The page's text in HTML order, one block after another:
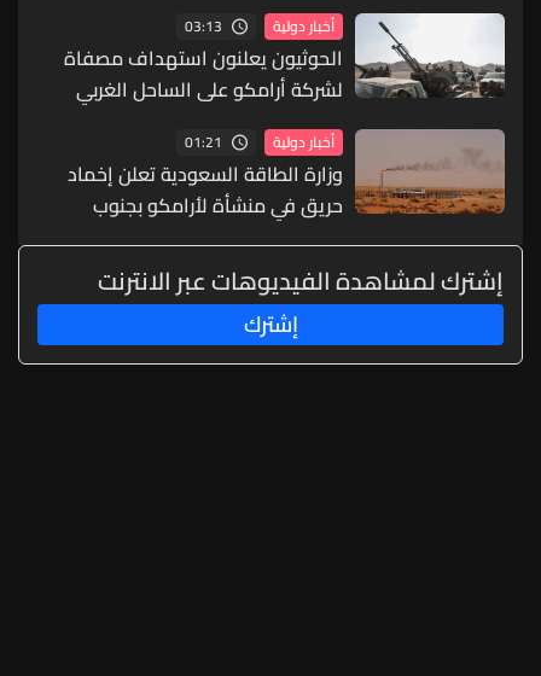
أخبار دولية 03:13
الحوثيون يعلنون استهداف مصفاة
لشركة أرامكو على الساحل الغربي
للسعودية
أخبار دولية 01:21
وزارة الطاقة السعودية تعلن إخماد
حريق في منشأة لأرامكو بجنوب
المملكة
إشترك لمشاهدة الفيديوهات عبر الانترنت
إشترك